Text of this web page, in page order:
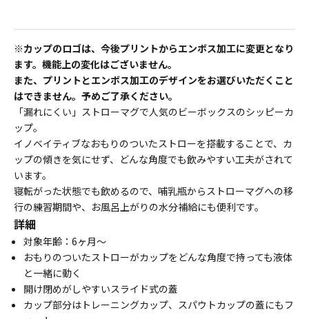
※カップのロゴは、今後プリントからエンボス加工に変更となり
ます。機能上の変化はございません。
また、プリントとエンボス加工のデザインをお選びいただくこと
はできません。予めご了承ください。
「漏れにくい」ストローマグで人気のビーボックスのシッピーカ
ップ。
イノベイティブなおもりのついたストローを搭載することで、カ
ップの傾きを気にせず、どんな角度でも飲みやすい工夫がされて
います。
寝転がった状態でも飲めるので、哺乳瓶からストローマグへの移
行の練習期間や、お風呂上がりの水分補給にも便利です。
詳細
対象年齢：6ヶ月～
おもりのついたストローがカップをどんな角度で持っても液体
と一緒に動く
開け閉めがしやすいスライド式の蓋
カップ部分はトレーニングカップ、スパウトカップの蓋にもフ